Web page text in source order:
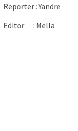
Reporter : Yandre
Editor : Mella